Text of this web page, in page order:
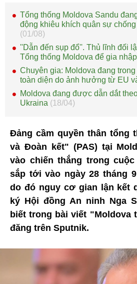
Tổng thống Moldova Sandu
động khiêu khích quân sự
(01/08)
''Dẫn đến sụp đổ''. Thủ lĩnh đối
Tổng thống Moldova để gia
Chuyên gia: Moldova đang
toàn diện do ảnh hưởng từ EU
Moldova đang được dẫn dắt
Ukraina (18/04)
Đảng cầm quyền thân tổng
và Đoàn kết" (PAS) tại
vào chiến thắng trong
sắp tới vào ngày 28 tháng
do đó nguy cơ gian lận kết
ký Hội đồng An ninh Nga
biết trong bài viết "Moldova
đăng trên Sputnik.